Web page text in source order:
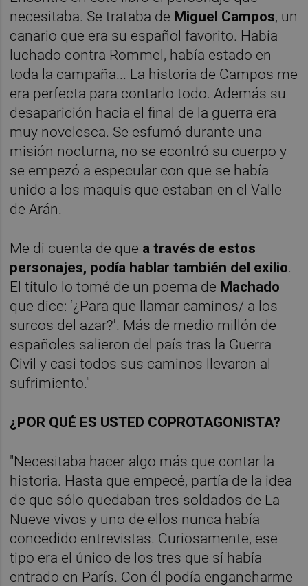
necesitaba. Se trataba de Miguel Campos, un
canario que era su español favorito. Había
luchado contra Rommel, había estado en
toda la campaña... La historia de Campos me
era perfecta para contarlo todo. Además su
desaparición hacia el final de la guerra era
muy novelesca. Se esfumó durante una
misión nocturna, no se econtró su cuerpo y
se empezó a especular con que se había
unido a los maquis que estaban en el Valle
de Arán.
Me di cuenta de que a través de estos
personajes, podía hablar también del exilio.
El título lo tomé de un poema de Machado
que dice: ‘¿Para que llamar caminos/ a los
surcos del azar?'. Más de medio millón de
españoles salieron del país tras la Guerra
Civil y casi todos sus caminos llevaron al
sufrimiento."
¿POR QUÉ ES USTED COPROTAGONISTA?
"Necesitaba hacer algo más que contar la
historia. Hasta que empecé, partía de la idea
de que sólo quedaban tres soldados de La
Nueve vivos y uno de ellos nunca había
concedido entrevistas. Curiosamente, ese
tipo era el único de los tres que sí había
entrado en París. Con él podía engancharme